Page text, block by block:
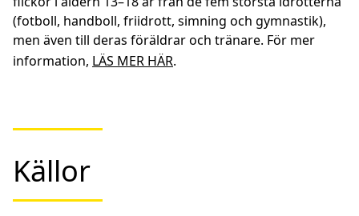
(fotboll, handboll, friidrott, simning och gymnastik),
men även till deras föräldrar och tränare. För mer
information, LÄS MER HÄR.
Källor